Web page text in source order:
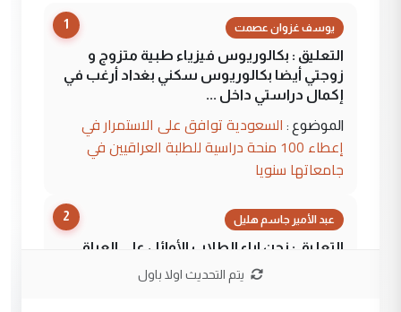
1 يوسف غزوان عصمت
التعليق : بكالوريوس فيزياء طبية متزوج و
زوجتي أيضا بكالوريوس سكني بغداد أرغب في
إكمال دراستي داخل ...
الموضوع : السعودية توافق على الاستمرار في
إعطاء 100 منحة دراسية للطلبة العراقيين في
جامعاتها سنويا
2 عبد الأمير جاسم هليل
التعليق : نحن اباء الطلاب الأوائل على العراق
نتشرف بلقاء السيد احمد الصافي في العتبات
يتم التحديث اولا باول